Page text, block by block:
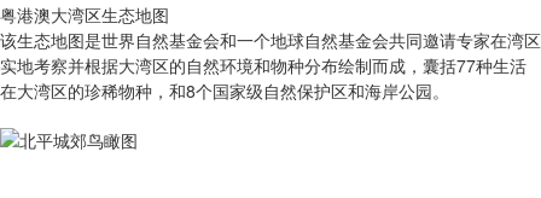
粤港澳大湾区生态地图
该生态地图是世界自然基金会和一个地球自然基金会共同邀请专家在湾区
实地考察并根据大湾区的自然环境和物种分布绘制而成，囊括77种生活
在大湾区的珍稀物种，和8个国家级自然保护区和海岸公园。